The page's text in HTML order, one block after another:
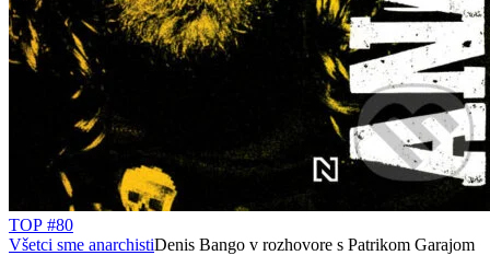
TOP #80
Všetci sme anarchistiDenis Bango v rozhovore s Patrikom Garajom